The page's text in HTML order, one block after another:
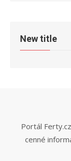
New title
Portál
cenné